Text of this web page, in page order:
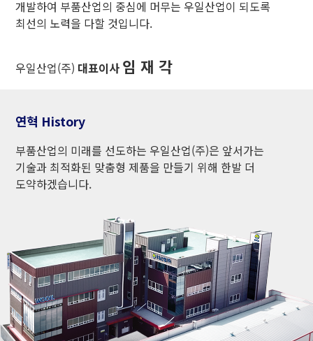
개발하여 부품산업의 중심에 머무는 우일산업이 되도록
최선의 노력을 다할 것입니다.
우일산업(주) 대표이사 임 재 각
연혁 History
부품산업의 미래를 선도하는 우일산업(주)은 앞서가는
기술과 최적화된 맞춤형 제품을 만들기 위해 한발 더
도약하겠습니다.